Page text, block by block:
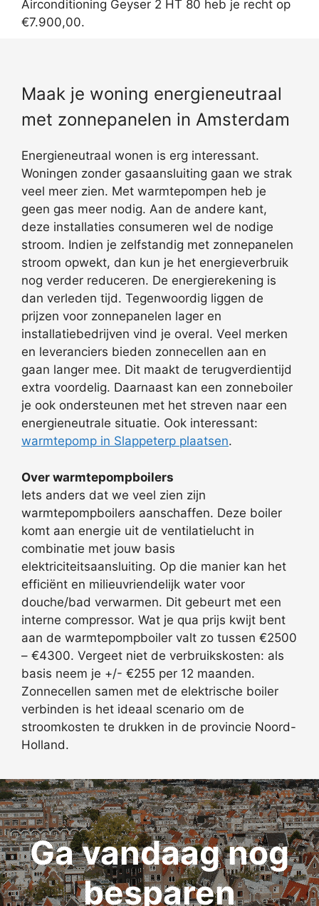
Airconditioning Geyser 2 HT 80 heb je recht op
€7.900,00.
Maak je woning energieneutraal
met zonnepanelen in Amsterdam
Energieneutraal wonen is erg interessant.
Woningen zonder gasaansluiting gaan we strak
veel meer zien. Met warmtepompen heb je
geen gas meer nodig. Aan de andere kant,
deze installaties consumeren wel de nodige
stroom. Indien je zelfstandig met zonnepanelen
stroom opwekt, dan kun je het energieverbruik
nog verder reduceren. De energierekening is
dan verleden tijd. Tegenwoordig liggen de
prijzen voor zonnepanelen lager en
installatiebedrijven vind je overal. Veel merken
en leveranciers bieden zonnecellen aan en
gaan langer mee. Dit maakt de terugverdientijd
extra voordelig. Daarnaast kan een zonneboiler
je ook ondersteunen met het streven naar een
energieneutrale situatie. Ook interessant:
warmtepomp in Slappeterp plaatsen.
Over warmtepompboilers
Iets anders dat we veel zien zijn
warmtepompboilers aanschaffen. Deze boiler
komt aan energie uit de ventilatielucht in
combinatie met jouw basis
elektriciteitsaansluiting. Op die manier kan het
efficiënt en milieuvriendelijk water voor
douche/bad verwarmen. Dit gebeurt met een
interne compressor. Wat je qua prijs kwijt bent
aan de warmtepompboiler valt zo tussen €2500
– €4300. Vergeet niet de verbruikskosten: als
basis neem je +/- €255 per 12 maanden.
Zonnecellen samen met de elektrische boiler
verbinden is het ideaal scenario om de
stroomkosten te drukken in de provincie Noord-
Holland.
Ga vandaag nog
besparen